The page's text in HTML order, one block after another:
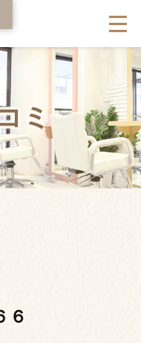
ミ
６